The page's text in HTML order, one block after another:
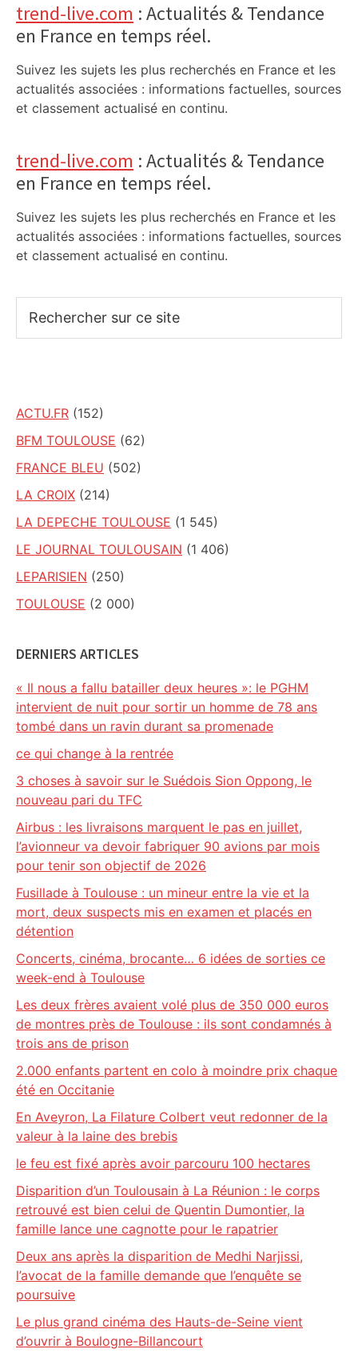
trend-live.com : Actualités & Tendance
en France en temps réel.
Suivez les sujets les plus recherchés en France et les
actualités associées : informations factuelles, sources
et classement actualisé en continu.
trend-live.com : Actualités & Tendance
en France en temps réel.
Suivez les sujets les plus recherchés en France et les
actualités associées : informations factuelles, sources
et classement actualisé en continu.
sur
ACTU.FR (152)
BFM TOULOUSE (62)
FRANCE BLEU (502)
LA CROIX (214)
LA DEPECHE TOULOUSE (1 545)
LE JOURNAL TOULOUSAIN (1 406)
LEPARISIEN (250)
TOULOUSE (2 000)
DERNIERS ARTICLES
« Il nous a fallu batailler deux heures »: le PGHM
intervient de nuit pour sortir un homme de 78 ans
tombé dans un ravin durant sa promenade
ce qui change à la rentrée
3 choses à savoir sur le Suédois Sion Oppong, le
nouveau pari du TFC
Airbus : les livraisons marquent le pas en juillet,
l’avionneur va devoir fabriquer 90 avions par mois
pour tenir son objectif de 2026
Fusillade à Toulouse : un mineur entre la vie et la
mort, deux suspects mis en examen et placés en
détention
Concerts, cinéma, brocante… 6 idées de sorties ce
week-end à Toulouse
Les deux frères avaient volé plus de 350 000 euros
de montres près de Toulouse : ils sont condamnés à
trois ans de prison
2.000 enfants partent en colo à moindre prix chaque
été en Occitanie
En Aveyron, La Filature Colbert veut redonner de la
valeur à la laine des brebis
le feu est fixé après avoir parcouru 100 hectares
Disparition d’un Toulousain à La Réunion : le corps
retrouvé est bien celui de Quentin Dumontier, la
famille lance une cagnotte pour le rapatrier
Deux ans après la disparition de Medhi Narjissi,
l’avocat de la famille demande que l’enquête se
poursuive
Le plus grand cinéma des Hauts-de-Seine vient
d’ouvrir à Boulogne-Billancourt